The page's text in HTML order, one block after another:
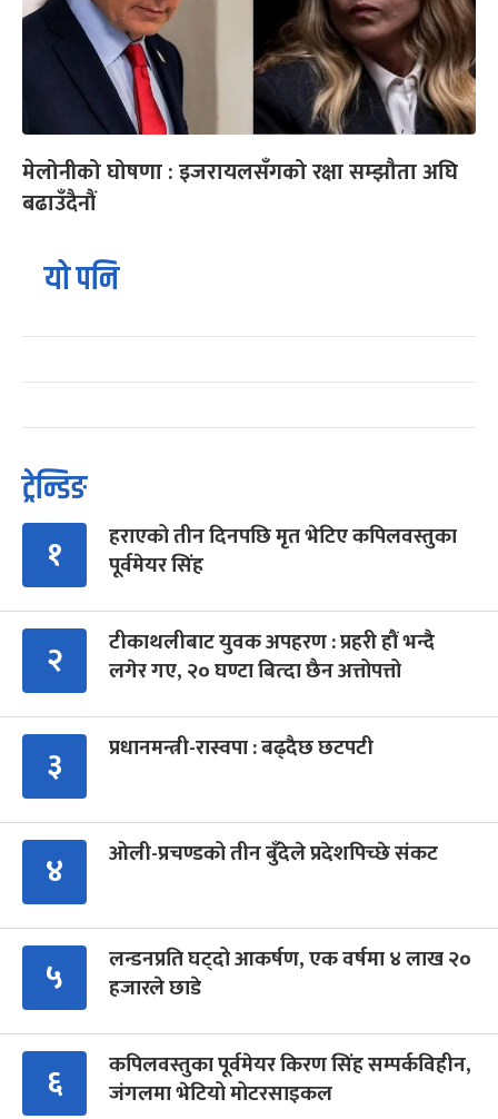
मेलोनीको घोषणा : इजरायलसँगको रक्षा सम्झौता अघि
बढाउँदैनौं
यो पनि
ट्रेन्डिङ
१
हराएको तीन दिनपछि मृत भेटिए कपिलवस्तुका
पूर्वमेयर सिंह
२
टीकाथलीबाट युवक अपहरण : प्रहरी हौं भन्दै
लगेर गए, २० घण्टा बित्दा छैन अत्तोपत्तो
३ प्रधानमन्त्री-रास्वपा : बढ्दैछ छटपटी
४ ओली-प्रचण्डको तीन बुँदेले प्रदेशपिच्छे संकट
५
लन्डनप्रति घट्दो आकर्षण, एक वर्षमा ४ लाख २०
हजारले छाडे
६
कपिलवस्तुका पूर्वमेयर किरण सिंह सम्पर्कविहीन,
जंगलमा भेटियो मोटरसाइकल